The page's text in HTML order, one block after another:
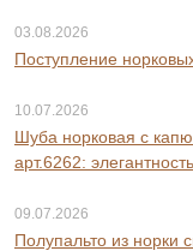
03.08.2026
Поступление
10.07.2026
Шуба норковая с
арт.6262:
09.07.2026
Полупальто из норки